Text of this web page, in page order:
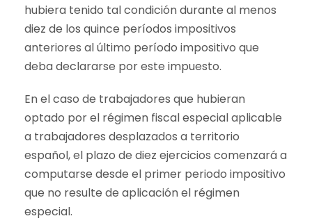
hubiera tenido tal condición durante al menos
diez de los quince períodos impositivos
anteriores al último período impositivo que
deba declararse por este impuesto.
En el caso de trabajadores que hubieran
optado por el régimen fiscal especial aplicable
a trabajadores desplazados a territorio
español, el plazo de diez ejercicios comenzará a
computarse desde el primer periodo impositivo
que no resulte de aplicación el régimen
especial.